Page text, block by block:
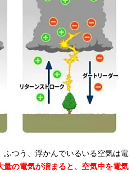
ふつう、浮かんでいるいる空気は電
量の電気が溜まると、空気中を電気